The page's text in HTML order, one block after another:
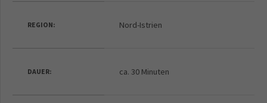
REGION: Nord-Istrien
DAUER: ca. 30 Minuten